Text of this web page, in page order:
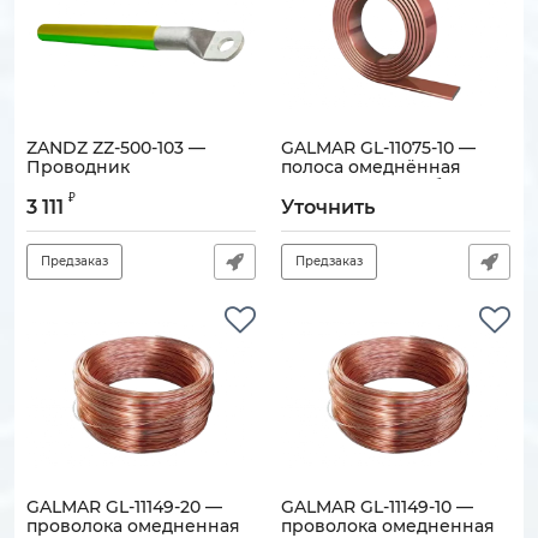
ZANDZ ZZ-500-103 —
Проводник
одножильный,с
D8)
Артикул: 120905-00243
3 111 ₽
Предзаказ
GALMAR GL-11075-10 —
полоса омеднённая
(30х4 мм) (10 м в бухте)
Артикул: 120905-00202
Уточнить
Предзаказ
GALMAR GL-11149-20 —
проволока омедненная
GALMAR GL-11149-10 —
проволока омедненная